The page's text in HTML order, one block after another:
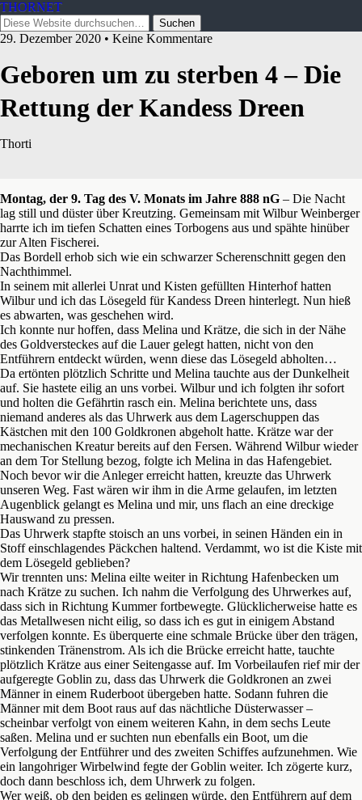
THORNET
29. Dezember 2020 • Keine Kommentare
Geboren um zu sterben 4 – Die
Rettung der Kandess Dreen
Thorti
Montag, der 9. Tag des V. Monats im Jahre 888 nG – Die Nacht
lag still und düster über Kreutzing. Gemeinsam mit Wilbur Weinberger
harrte ich im tiefen Schatten eines Torbogens aus und spähte hinüber
zur Alten Fischerei.
Das Bordell erhob sich wie ein schwarzer Scherenschnitt gegen den
Nachthimmel.
In seinem mit allerlei Unrat und Kisten gefüllten Hinterhof hatten
Wilbur und ich das Lösegeld für Kandess Dreen hinterlegt. Nun hieß
es abwarten, was geschehen wird.
Ich konnte nur hoffen, dass Melina und Krätze, die sich in der Nähe
des Goldversteckes auf die Lauer gelegt hatten, nicht von den
Entführern entdeckt würden, wenn diese das Lösegeld abholten…
Da ertönten plötzlich Schritte und Melina tauchte aus der Dunkelheit
auf. Sie hastete eilig an uns vorbei. Wilbur und ich folgten ihr sofort
und holten die Gefährtin rasch ein. Melina berichtete uns, dass
niemand anderes als das Uhrwerk aus dem Lagerschuppen das
Kästchen mit den 100 Goldkronen abgeholt hatte. Krätze war der
mechanischen Kreatur bereits auf den Fersen. Während Wilbur wieder
an dem Tor Stellung bezog, folgte ich Melina in das Hafengebiet.
Noch bevor wir die Anleger erreicht hatten, kreuzte das Uhrwerk
unseren Weg. Fast wären wir ihm in die Arme gelaufen, im letzten
Augenblick gelangt es Melina und mir, uns flach an eine dreckige
Hauswand zu pressen.
Das Uhrwerk stapfte stoisch an uns vorbei, in seinen Händen ein in
Stoff einschlagendes Päckchen haltend. Verdammt, wo ist die Kiste mit
dem Lösegeld geblieben?
Wir trennten uns: Melina eilte weiter in Richtung Hafenbecken um
nach Krätze zu suchen. Ich nahm die Verfolgung des Uhrwerkes auf,
dass sich in Richtung Kummer fortbewegte. Glücklicherweise hatte es
das Metallwesen nicht eilig, so dass ich es gut in einigem Abstand
verfolgen konnte. Es überquerte eine schmale Brücke über den trägen,
stinkenden Tränenstrom. Als ich die Brücke erreicht hatte, tauchte
plötzlich Krätze aus einer Seitengasse auf. Im Vorbeilaufen rief mir der
aufgeregte Goblin zu, dass das Uhrwerk die Goldkronen an zwei
Männer in einem Ruderboot übergeben hatte. Sodann fuhren die
Männer mit dem Boot raus auf das nächtliche Düsterwasser –
scheinbar verfolgt von einem weiteren Kahn, in dem sechs Leute
saßen. Melina und er suchten nun ebenfalls ein Boot, um die
Verfolgung der Entführer und des zweiten Schiffes aufzunehmen. Wie
ein langohriger Wirbelwind fegte der Goblin weiter. Ich zögerte kurz,
doch dann beschloss ich, dem Uhrwerk zu folgen.
Wer weiß, ob den beiden es gelingen würde, den Entführern auf dem